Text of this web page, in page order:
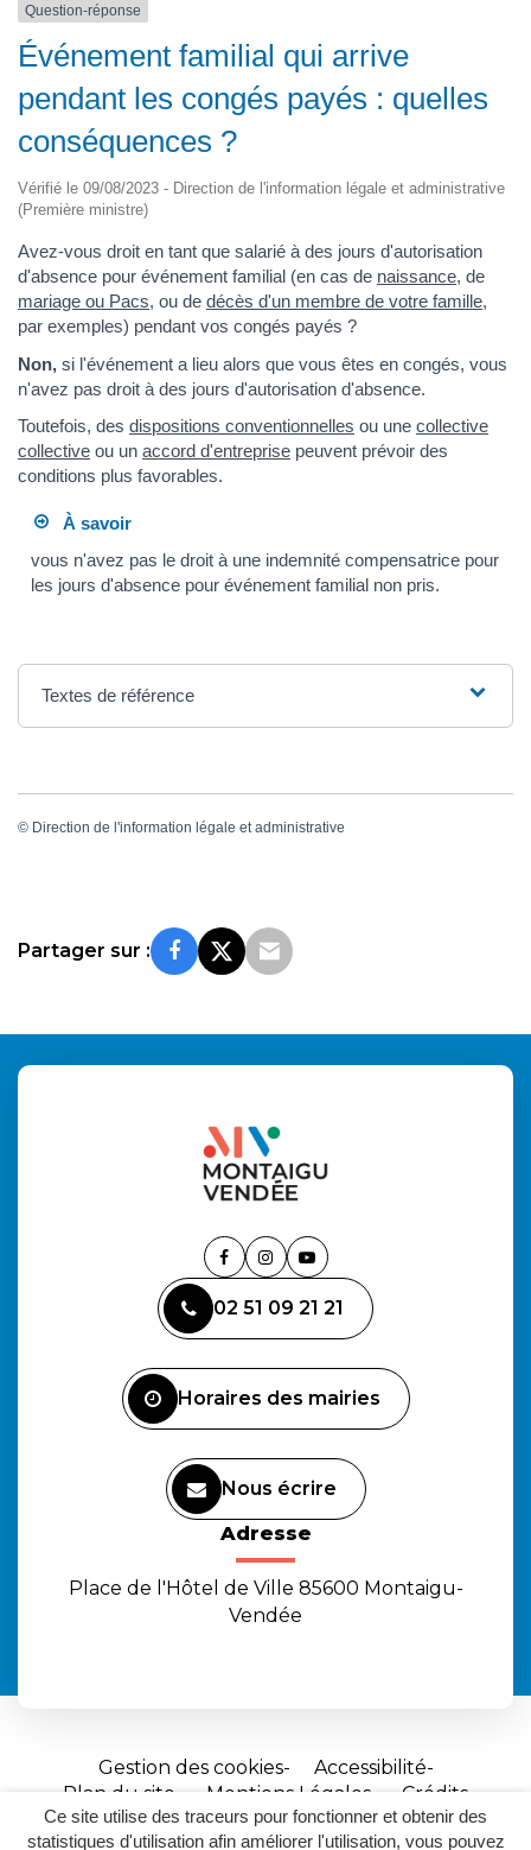
Ce site utilise des traceurs pour fonctionner et obtenir des
statistiques d'utilisation afin améliorer l'utilisation, vous pouvez
Question-réponse
Événement familial qui arrive
pendant les congés payés : quelles
conséquences ?
Vérifié le 09/08/2023 - Direction de l'information légale et administrative
(Première ministre)
Avez-vous droit en tant que salarié à des jours d'autorisation
d'absence pour événement familial (en cas de naissance, de
mariage ou Pacs, ou de décès d'un membre de votre famille,
par exemples) pendant vos congés payés ?
Non, si l'événement a lieu alors que vous êtes en congés, vous
n'avez pas droit à des jours d'autorisation d'absence.
Toutefois, des dispositions conventionnelles ou une collective
collective ou un accord d'entreprise peuvent prévoir des
conditions plus favorables.
À savoir
vous n'avez pas le droit à une indemnité compensatrice pour
les jours d'absence pour événement familial non pris.
Textes de référence
© Direction de l'information légale et administrative
Partager sur :
Lien
le
compte
Lien
le
compte
Lien
la
chaîne
02 51 09 21 21
Horaires des mairies
Nous écrire
Adresse
Place de l'Hôtel de Ville 85600 Montaigu-
Vendée
Gestion des cookies
Accessibilité
Plan du site
Mentions Légales
Crédits
Site